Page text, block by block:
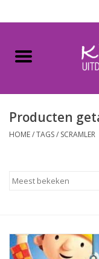
Home
Gevulde capsules &
Maandaanbieding
Lege capsules
Producten
HOME/TAGS/ SCRAMLER